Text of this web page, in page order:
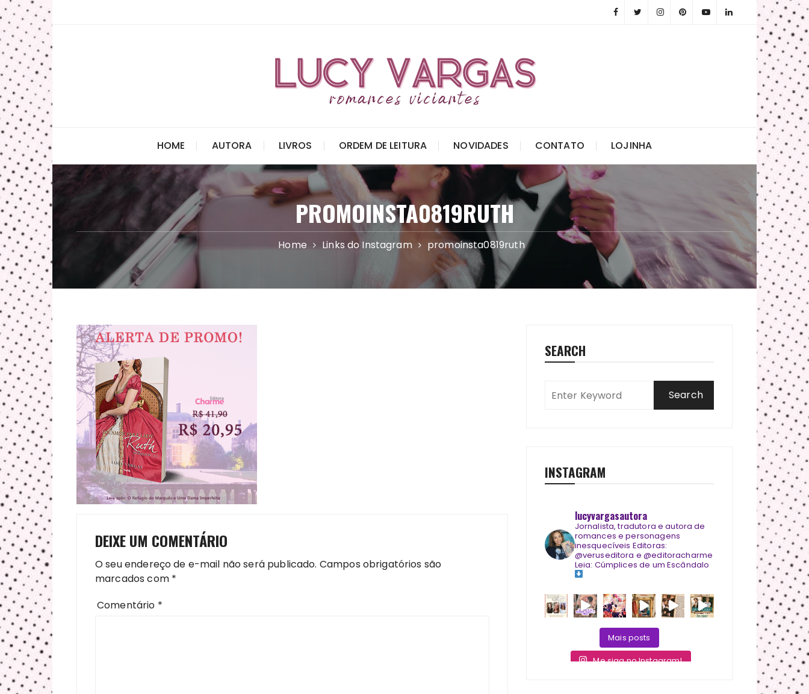
HOME AUTORA LIVROS ORDEM DE LEITURA NOVIDADES CONTATO LOJINHA
PROMOINSTA0819RUTH
Home Links do Instagram promoinsta0819ruth
DEIXE UM COMENTÁRIO
O seu endereço de e-mail não será publicado. Campos obrigatórios são
marcados com *
Comentário *
SEARCH
INSTAGRAM
lucyvargasautora
Jornalista, tradutora e autora de
romances e personagens
inesquecíveis Editoras:
@veruseditora e @editoracharme
Leia: Cúmplices de um Escândalo
Mais posts
Me siga no Instagram!